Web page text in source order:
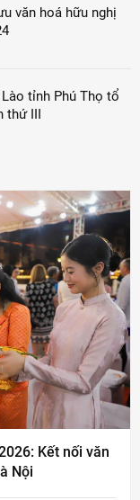
văn hoá hữu nghị
tỉnh Phú Thọ tổ
thứ III
Kết nối văn
Nội